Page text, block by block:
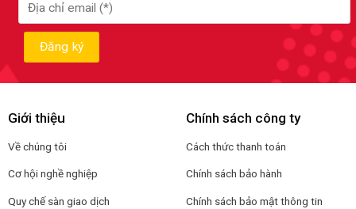
Giới thiệu
Về chúng tôi
Cơ hội nghề nghiệp
Quy chế sàn giao dịch
Chính sách công ty
Cách thức thanh toán
Chính sách bảo hành
Chính sách bảo mật thông tin